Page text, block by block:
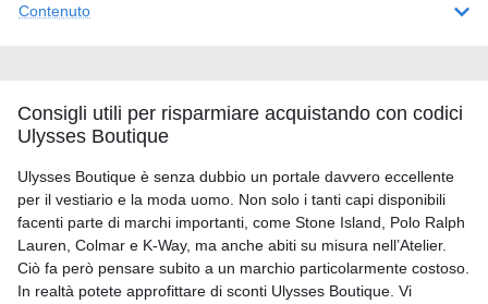
Contenuto
Consigli utili per risparmiare acquistando con codici
Ulysses Boutique
Ulysses Boutique è senza dubbio un portale davvero eccellente
per il vestiario e la moda uomo. Non solo i tanti capi disponibili
facenti parte di marchi importanti, come Stone Island, Polo Ralph
Lauren, Colmar e K-Way, ma anche abiti su misura nell’Atelier.
Ciò fa però pensare subito a un marchio particolarmente costoso.
In realtà potete approfittare di sconti Ulysses Boutique. Vi